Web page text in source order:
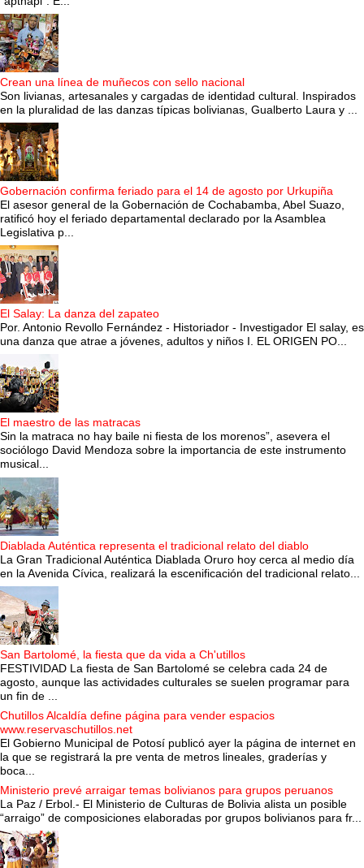
Crean una línea de muñecos con sello nacional
Son livianas, artesanales y cargadas de identidad cultural. Inspirados
en la pluralidad de las danzas típicas bolivianas, Gualberto Laura y ...
Gobernación confirma feriado para el 14 de agosto por Urkupiña
El asesor general de la Gobernación de Cochabamba, Abel Suazo,
ratificó hoy el feriado departamental declarado por la Asamblea
Legislativa p...
El Salay: La danza del zapateo
Por. Antonio Revollo Fernández - Historiador - Investigador El salay, es
una danza que atrae a jóvenes, adultos y niños I. EL ORIGEN PO...
El maestro de las matracas
Sin la matraca no hay baile ni fiesta de los morenos”, asevera el
sociólogo David Mendoza sobre la importancia de este instrumento
musical...
Diablada Auténtica representa el tradicional relato del diablo
La Gran Tradicional Auténtica Diablada Oruro hoy cerca al medio día
en la Avenida Cívica, realizará la escenificación del tradicional relato...
San Bartolomé, la fiesta que da vida a Ch'utillos
FESTIVIDAD La fiesta de San Bartolomé se celebra cada 24 de
agosto, aunque las actividades culturales se suelen programar para
un fin de ...
Chutillos Alcaldía define página para vender espacios
www.reservaschutillos.net
El Gobierno Municipal de Potosí publicó ayer la página de internet en
la que se registrará la pre venta de metros lineales, graderías y
boca...
Ministerio prevé arraigar temas bolivianos para grupos peruanos
La Paz / Erbol.- El Ministerio de Culturas de Bolivia alista un posible
“arraigo” de composiciones elaboradas por grupos bolivianos para fr...